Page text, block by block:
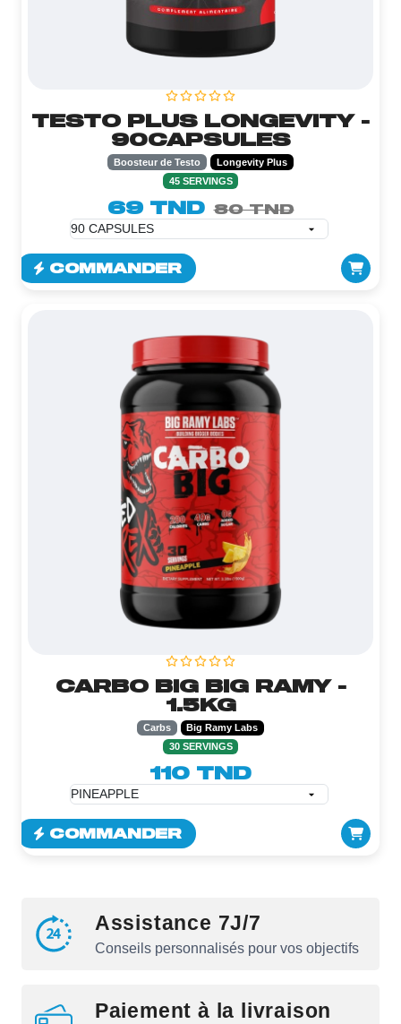
TESTO PLUS LONGEVITY -
90CAPSULES
Boosteur de Testo
Longevity Plus
45 SERVINGS
69 TND 80 TND
COMMANDER
CARBO BIG BIG RAMY -
1.5KG
Carbs
Big Ramy Labs
30 SERVINGS
110 TND
COMMANDER
Assistance 7J/7
Conseils personnalisés pour vos objectifs
Paiement à la livraison